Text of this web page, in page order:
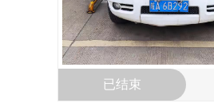
已结束